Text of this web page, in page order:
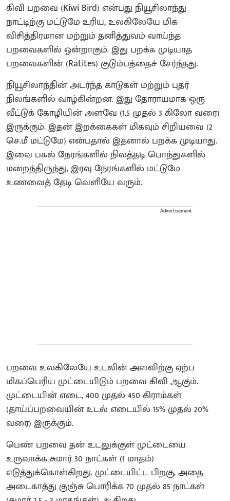
கிவி பறவை (Kiwi Bird) என்பது நியூசிலாந்து
நாட்டிற்கு மட்டுமே உரிய, உலகிலேயே மிக
விசித்திரமான மற்றும் தனித்துவம் வாய்ந்த
பறவைகளில் ஒன்றாகும். இது பறக்க முடியாத
பறவைகளின் (Ratites) குடும்பத்தைச் சேர்ந்தது.
நியூசிலாந்தின் அடர்ந்த காடுகள் மற்றும் புதர்
நிலங்களில் வாழ்கின்றன. இது தோராயமாக ஒரு
வீட்டுக் கோழியின் அளவே (1.5 முதல் 3 கிலோ வரை)
இருக்கும். இதன் இறக்கைகள் மிகவும் சிறியவை (2
செ.மீ மட்டுமே) என்பதால் இதனால் பறக்க முடியாது.
இவை பகல் நேரங்களில் நிலத்தடி பொந்துகளில்
மறைந்திருந்து, இரவு நேரங்களில் மட்டுமே
உணவைத் தேடி வெளியே வரும்.
Advertisement
பறவை உலகிலேயே உடலின் அளவிற்கு ஏற்ப
மிகப்பெரிய முட்டையிடும் பறவை கிவி ஆகும்.
முட்டையின் எடை, 400 முதல் 450 கிராம்கள்
(தாய்ப்பறவையின் உடல் எடையில் 15% முதல் 20%
வரை) இருக்கும்.
பெண் பறவை தன் உடலுக்குள் முட்டையை
உருவாக்க சுமார் 30 நாட்கள் (1 மாதம்)
எடுத்துக்கொள்கிறது. முட்டையிட்ட பிறகு, அதை
அடைகாத்து குஞ்சு பொரிக்க 70 முதல் 85 நாட்கள்